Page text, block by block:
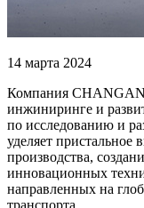
14 марта 2024
Компания
инжиниринге и
по исследованию и
уделяет пристальное
производства,
инновационных
направленных на
транспорта.